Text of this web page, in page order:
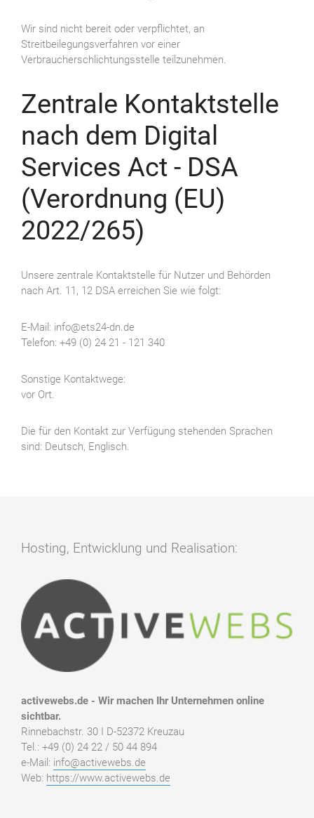
Wir sind nicht bereit oder verpflichtet, an
Streitbeilegungsverfahren vor einer
Verbraucherschlichtungsstelle teilzunehmen.
Zentrale Kontaktstelle
nach dem Digital
Services Act - DSA
(Verordnung (EU)
2022/265)
Unsere zentrale Kontaktstelle für Nutzer und Behörden
nach Art. 11, 12 DSA erreichen Sie wie folgt:
E-Mail: info@ets24-dn.de
Telefon: +49 (0) 24 21 - 121 340
Sonstige Kontaktwege:
vor Ort.
Die für den Kontakt zur Verfügung stehenden Sprachen
sind: Deutsch, Englisch.
Hosting, Entwicklung und Realisation:
activewebs.de - Wir machen Ihr Unternehmen online
sichtbar.
Rinnebachstr. 30 I D-52372 Kreuzau
Tel.: +49 (0) 24 22 / 50 44 894
e-Mail: info@activewebs.de
Web: https://www.activewebs.de